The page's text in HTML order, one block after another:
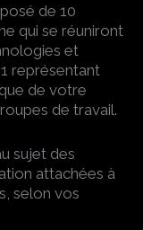
de 10
qui se réuniront
et
représentant
de votre
de travail.
sujet des
attachées à
selon vos